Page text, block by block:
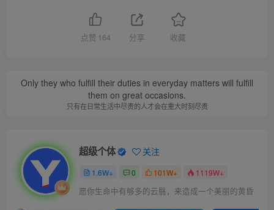
点赞 164 分享 收藏
Only they who fulfill their duties in everyday matters will fulfill
them on great occasions.
只有在日常生活中尽责的人才会在重大时刻尽责
超级个体 关注
1.6W+ 0 101W+ 1119W+
愿你生命中有够多的云翳，来造成一个美丽的黄昏